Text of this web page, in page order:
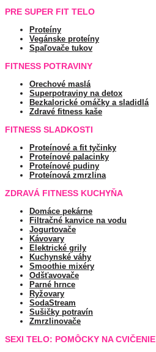
PRE SUPER FIT TELO
Proteíny
Vegánske proteíny
Spaľovače tukov
FITNESS POTRAVINY
Orechové maslá
Superpotraviny na detox
Bezkalorické omáčky a sladidlá
Zdravé fitness kaše
FITNESS SLADKOSTI
Proteínové a fit tyčinky
Proteínové palacinky
Proteínové pudiny
Proteínová zmrzlina
ZDRAVÁ FITNESS KUCHYŇA
Domáce pekárne
Filtračné kanvice na vodu
Jogurtovače
Kávovary
Elektrické grily
Kuchynské váhy
Smoothie mixéry
Odšťavovače
Parné hrnce
Ryžovary
SodaStream
Sušičky potravín
Zmrzlinovače
SEXI TELO: POMÔCKY NA CVIČENIE